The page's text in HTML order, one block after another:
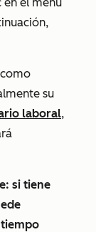
su
laboral,
: si tiene